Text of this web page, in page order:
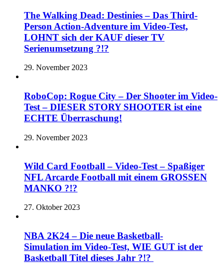
The Walking Dead: Destinies – Das Third-
Person Action-Adventure im Video-Test,
LOHNT sich der KAUF dieser TV
Serienumsetzung ?!?
29. November 2023
RoboCop: Rogue City – Der Shooter im Video-
Test – DIESER STORY SHOOTER ist eine
ECHTE Überraschung!
29. November 2023
Wild Card Football – Video-Test – Spaßiger
NFL Arcarde Football mit einem GROSSEN
MANKO ?!?
27. Oktober 2023
NBA 2K24 – Die neue Basketball-
Simulation im Video-Test, WIE GUT ist der
Basketball Titel dieses Jahr ?!?